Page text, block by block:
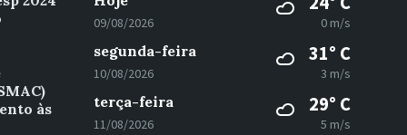
às
09/08/2026 0 m/s
segunda-feira
10/08/2026
31° C
3 m/s
terça-feira
11/08/2026
29° C
5 m/s